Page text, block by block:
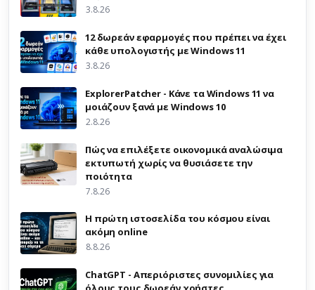
3.8.26
12 δωρεάν εφαρμογές που πρέπει να έχει
κάθε υπολογιστής με Windows 11
3.8.26
ExplorerPatcher - Κάνε τα Windows 11 να
μοιάζουν ξανά με Windows 10
2.8.26
Πώς να επιλέξετε οικονομικά αναλώσιμα
εκτυπωτή χωρίς να θυσιάσετε την
ποιότητα
7.8.26
Η πρώτη ιστοσελίδα του κόσμου είναι
ακόμη online
8.8.26
ChatGPT - Απεριόριστες συνομιλίες για